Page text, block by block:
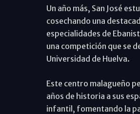
Un año más, San José
cosechando una
especialidades de
una competición que se
Universidad de Huelva.
Este centro malagueño
años de historia a sus
infantil, fomentando la